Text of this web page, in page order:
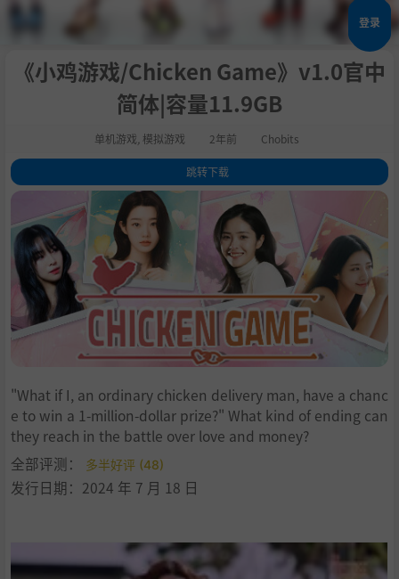
登录
《小鸡游戏/Chicken Game》v1.0官中
简体|容量11.9GB
单机游戏 模拟游戏 2年前 Chobits
跳转下载
1.关于这款游戏
2. 系统需求
支持作者
. 学习版下载
"What if I, an ordinary chicken delivery man, have a chanc
e to win a 1-million-dollar prize?" What kind of ending can
they reach in the battle over love and money?
全部评测：
多半好评 (48)
发行日期：2024 年 7 月 18 日